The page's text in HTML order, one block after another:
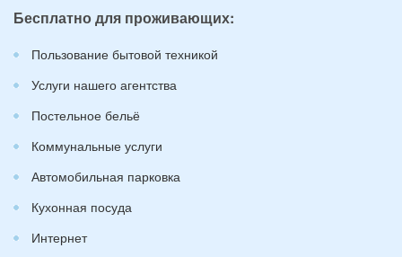
Бесплатно для проживающих:
Пользование бытовой техникой
Услуги нашего агентства
Постельное бельё
Коммунальные услуги
Автомобильная парковка
Кухонная посуда
Интернет